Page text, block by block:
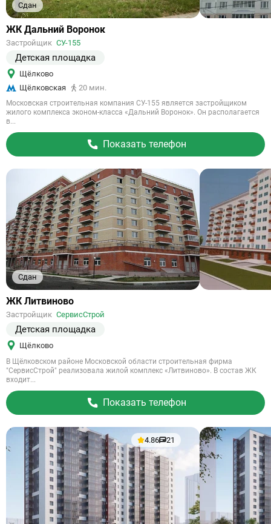
Сдан
Ссылка
объект
ЖК Дальний Воронок
Застройщик СУ-155
Детская площадка
Щёлково
Щёлковская
20 мин.
Московская строительная компания СУ-155 является застройщиком
жилого комплекса эконом-класса «Дальний Воронок». Он располагается
в...
Показать телефон
Сдан
Ссылка
объект
ЖК Литвиново
Застройщик СервисСтрой
Детская площадка
Щёлково
В Щёлковском районе Московской области строительная фирма
"СервисСтрой" реализовала жилой комплекс «Литвиново». В состав ЖК
входит...
Показать телефон
4.86 21